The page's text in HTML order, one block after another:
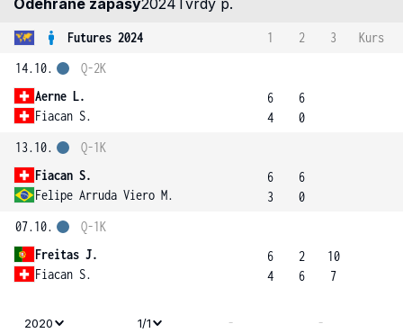
Odehrané zápasy2024Tvrdý p.
Futures 2024 1 2 3
Kurs
14.10.
Aerne L.
Fiacan S.
Q-2K
6
4
6
0
13.10.
Fiacan S.
Felipe Arruda Viero M.
Q-1K
6
3
6
0
07.10.
Freitas J.
Fiacan S.
Q-1K
6
4
2
6
10
7
2020 1/1 - -